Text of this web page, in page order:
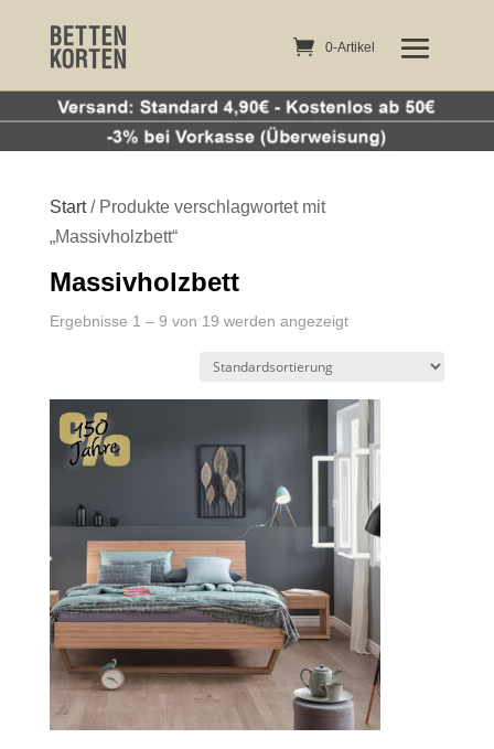
0-Artikel
Start/ Produkte verschlagwortet mit
„Massivholzbett“
Massivholzbett
Ergebnisse 1 – 9 von 19 werden angezeigt